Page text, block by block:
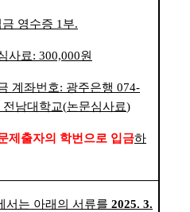
영수증 1 부.
사료: 300,000원
계좌번호: 광주은행 074-
전남대학교(논문심사료)
제출자의 학번으로 입금하
서는 아래의 서류를 2025. 3.